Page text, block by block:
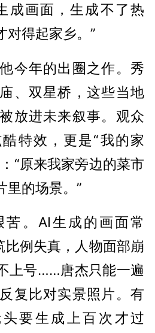
成画面，生成不了热
对得起家乡。”
今年的出圈之作。秀
、双星桥，这些当地
放进未来叙事。观众
特效，更是“我的家
“原来我家旁边的菜市
里的场景。”
。AI生成的画面常
比例失真，人物面部崩
上号……唐杰只能一遍
复比对实景照片。有
要生成上百次才过